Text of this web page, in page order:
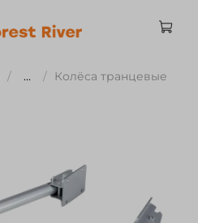
... Колёса транцевые